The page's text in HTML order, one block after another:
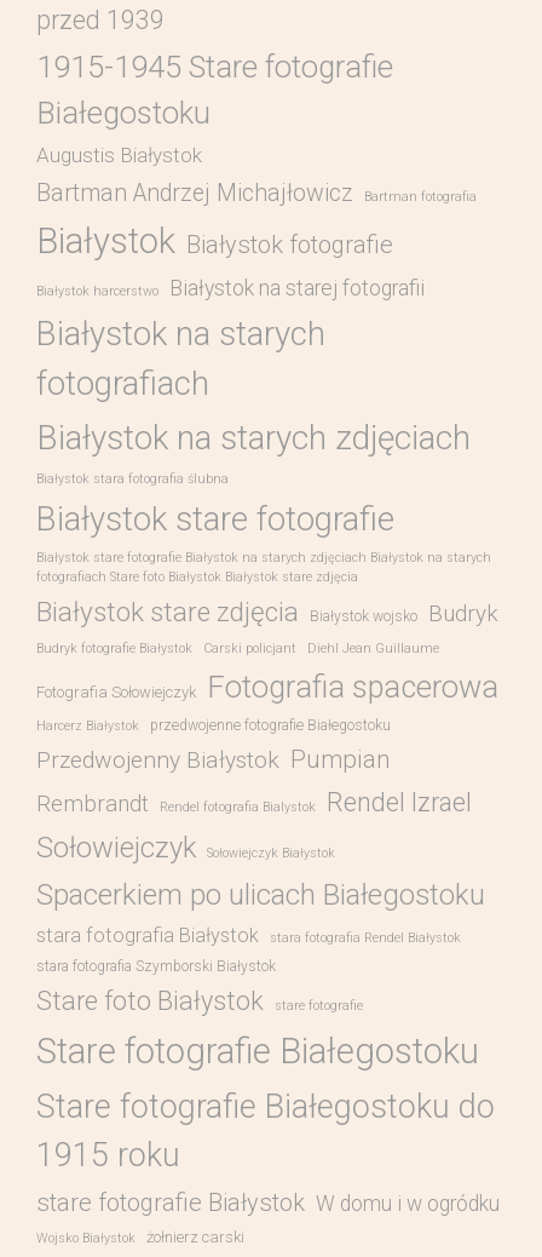
przed 1939
1915-1945 Stare fotografie
Białegostoku
Augustis Białystok
Bartman Andrzej Michajłowicz Bartman fotografia
Białystok Białystok fotografie
Białystok harcerstwo Białystok na starej fotografii
Białystok na starych
fotografiach
Białystok na starych zdjęciach
Białystok stara fotografia ślubna
Białystok stare fotografie
Białystok stare fotografie Białystok na starych zdjęciach Białystok na starych
fotografiach Stare foto Białystok Białystok stare zdjęcia
Białystok stare zdjęcia Białystok wojsko Budryk
Budryk fotografie Białystok Carski policjant Diehl Jean Guillaume
Fotografia Sołowiejczyk Fotografia spacerowa
Harcerz Białystok przedwojenne fotografie Białegostoku
Przedwojenny Białystok Pumpian
Rembrandt Rendel fotografia Bialystok Rendel Izrael
Sołowiejczyk Sołowiejczyk Białystok
Spacerkiem po ulicach Białegostoku
stara fotografia Białystok stara fotografia Rendel Białystok
stara fotografia Szymborski Białystok
Stare foto Białystok stare fotografie
Stare fotografie Białegostoku
Stare fotografie Białegostoku do
1915 roku
stare fotografie Białystok W domu i w ogródku
Wojsko Białystok żołnierz carski